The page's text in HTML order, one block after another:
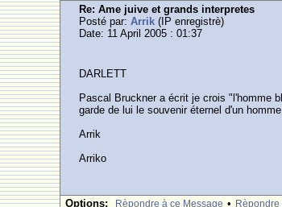
Re: Ame juive et grands interpretes
Posté par:Arrik (IP enregistrè)
Date: 11 April 2005 : 01:37
DARLETT
Pascal Bruckner a écrit je crois "l'homme
garde de lui le souvenir éternel d'un
Arrik
Arriko
Options: Rèpondre à ce Message • Rèpondre